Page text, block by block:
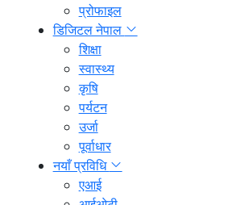
प्रोफाइल
डिजिटल नेपाल
शिक्षा
स्वास्थ्य
कृषि
पर्यटन
उर्जा
पूर्वाधार
नयाँ प्रविधि
एआई